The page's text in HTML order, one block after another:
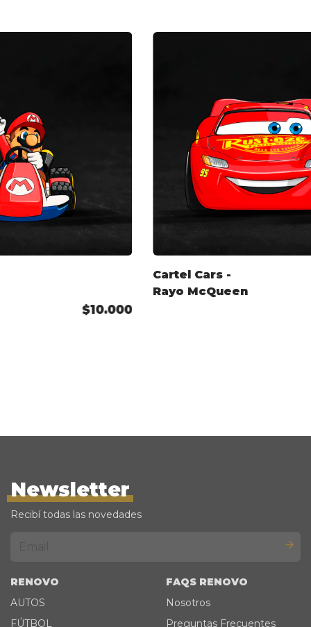
$10.000
Cartel Cars -
Rayo McQueen
Newsletter
Recibí todas las novedades
RENOVO
AUTOS
FÚTBOL
FAQS RENOVO
Nosotros
Preguntas Frecuentes